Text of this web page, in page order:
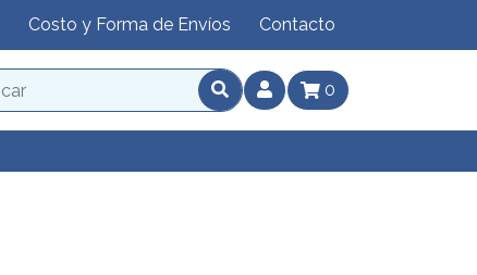
Costo y Forma de Envíos Contacto
0